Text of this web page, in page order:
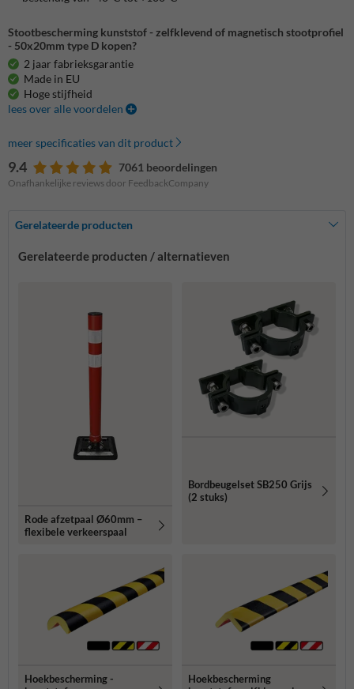
Stootbescherming kunststof - zelfklevend of magnetisch stootprofiel
- 50x20mm type D kopen?
2 jaar fabrieksgarantie
Made in EU
Hoge stijfheid
lees over alle voordelen
meer specificaties van dit product
9.4 7061 beoordelingen
Onafhankelijke reviews door FeedbackCompany
Gerelateerde producten
Gerelateerde producten / alternatieven
Rode afzetpaal Ø60mm –
flexibele verkeerspaal
Bordbeugelset SB250 Grijs
(2 stuks)
Hoekbescherming -
Hoekbescherming